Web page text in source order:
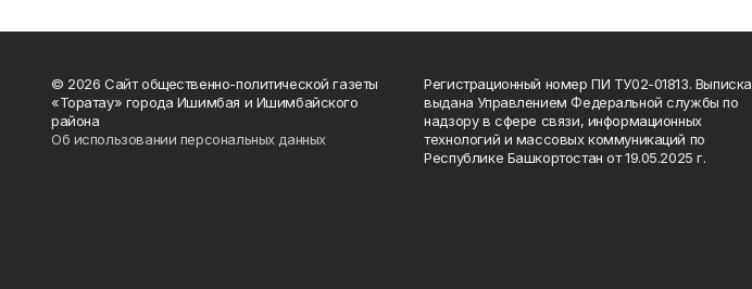
© 2026 Сайт общественно-политической газеты
«Торатау» города Ишимбая и Ишимбайского
района
Об использовании персональных данных
Регистрационный номер ПИ ТУ02-01813. Выписка
выдана Управлением Федеральной службы по
надзору в сфере связи, информационных
технологий и массовых коммуникаций по
Республике Башкортостан от 19.05.2025 г.